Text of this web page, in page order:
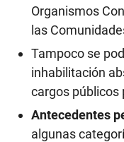
Organismos
las
Tampoco se
inhabilitación
cargos públicos
Antecedentes
algunas